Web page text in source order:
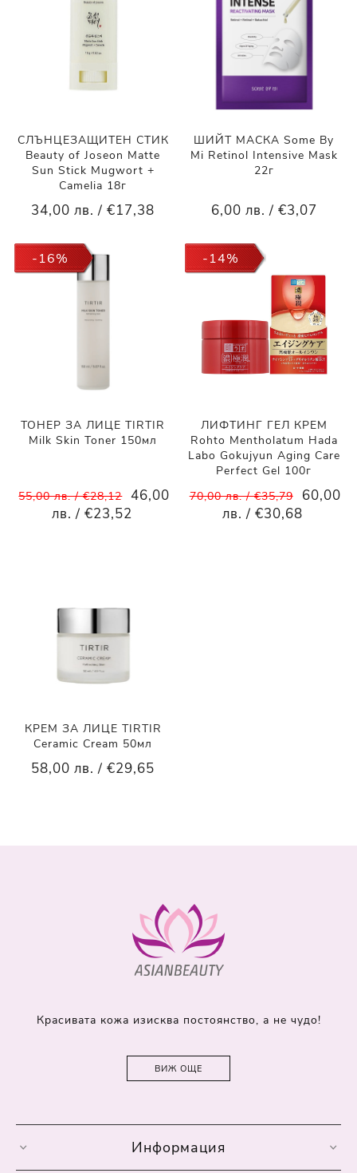
СЛЪНЦЕЗАЩИТЕН СТИК
Beauty of Joseon Matte
Sun Stick Mugwort +
Camelia 18г
34,00 лв. / €17,38
ШИЙТ МАСКА Some By
Mi Retinol Intensive Mask
22г
6,00 лв. / €3,07
-16%
ТОНЕР ЗА ЛИЦЕ TIRTIR
Milk Skin Toner 150мл
55,00 лв. / €28,12 46,00
лв. / €23,52
-14%
ЛИФТИНГ ГЕЛ КРЕМ
Rohto Mentholatum Hada
Labo Gokujyun Aging Care
Perfect Gel 100г
70,00 лв. / €35,79
60,00
лв. / €30,68
КРЕМ ЗА ЛИЦЕ TIRTIR
Ceramic Cream 50мл
58,00 лв. / €29,65
Красивата кожа изисква постоянство, а не чудо!
ВИЖ ОЩЕ
Информация